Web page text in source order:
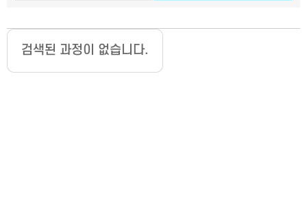
검색된 과정이 없습니다.